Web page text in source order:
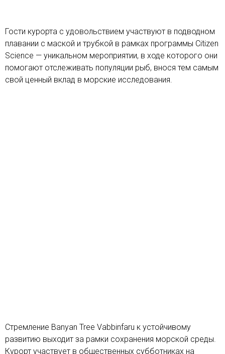
Гости курорта с удовольствием участвуют в подводном
плавании с маской и трубкой в рамках программы Citizen
Science — уникальном мероприятии, в ходе которого они
помогают отслеживать популяции рыб, внося тем самым
свой ценный вклад в морские исследования.
Стремление Banyan Tree Vabbinfaru к устойчивому
развитию выходит за рамки сохранения морской среды.
Курорт участвует в общественных субботниках на